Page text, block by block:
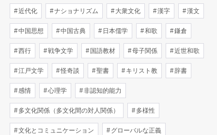
近代化 ナショナリズム 大衆文化 漢字 漢文
中国思想 中国古典 日本儒学 和歌 鎌倉
西行 戦争文学 国語教材 母子関係 近世和歌
江戸文学 怪奇談 聖書 キリスト教 辞書
感情 心理学 非認知的能力
多文化関係（多文化間の対人関係） 多様性
文化とコミュニケーション グローバルな正義